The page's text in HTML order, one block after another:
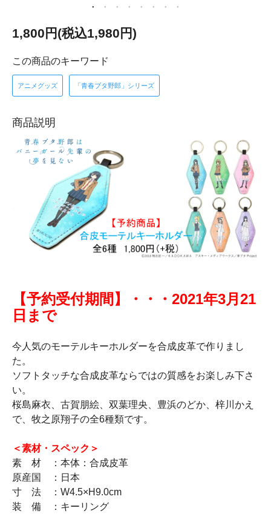
1,800円(税込1,980円)
この商品のキーワード
アニメグッズ 「青春ブタ野郎」シリーズ
商品説明
【予約受付期間】・・・2021年3月21
日まで
今人気のモーテルキーホルダーを合成皮革で作りまし
た。
ソフトタッチな合成皮革ならではの質感をお楽しみ下さ
い。
桜島麻衣、古賀朋絵、双葉理央、豊浜のどか、梓川かえ
で、牧之原翔子の全6種類です。
＜素材・スペック＞
素 材 ：本体：合成皮革
原産国 ：日本
寸 法 ：W4.5×H9.0cm
装 備 ：キーリング